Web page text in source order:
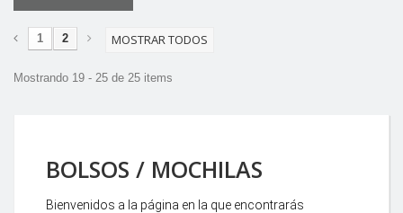
MOSTRAR TODOS
1 2
Mostrando 19 - 25 de 25 items
BOLSOS / MOCHILAS
Bienvenidos a la página en la que encontrarás